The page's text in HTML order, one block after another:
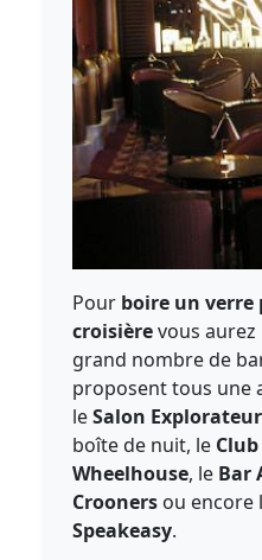
Pour boire un
croisièrevous
grand nombre de
proposent tous une
leSalon
boîte de nuit, le
Wheelhouse, le Bar
Crooners ou encore
Speakeasy.